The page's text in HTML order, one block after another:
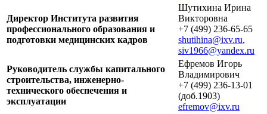
Директор Института развития
профессионального образования и
подготовки медицинских кадров
Шутихина Ирина
Викторовна
+7 (499) 236-65-65
shutihina@ixv.ru,
siv1966@yandex.ru
Руководитель службы капитального
строительства, инженерно-
технического обеспечения и
эксплуатации
Ефремов Игорь
Владимирович
+7 (499) 236-13-01
(доб.1903)
efremov@ixv.ru